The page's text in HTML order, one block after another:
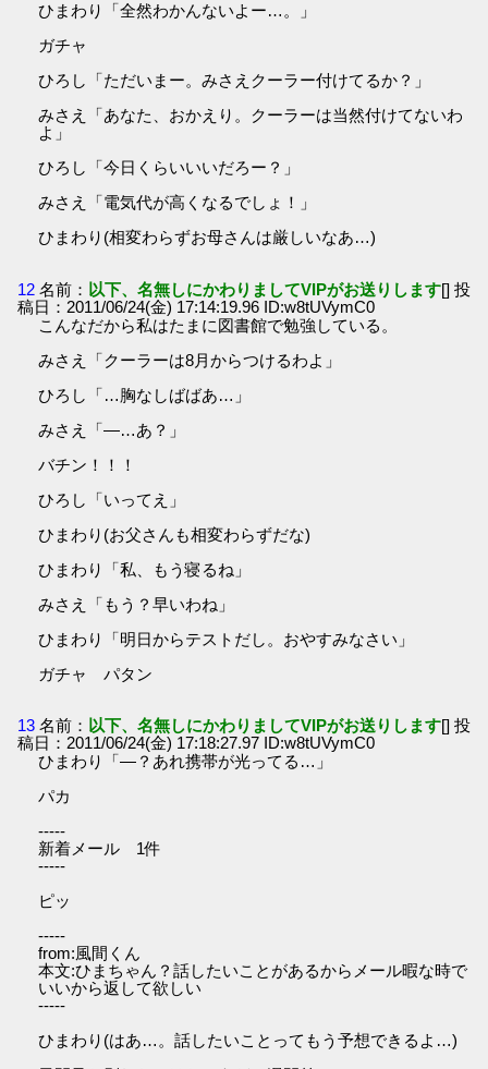
ひまわり「全然わかんないよー…。」
ガチャ
ひろし「ただいまー。みさえクーラー付けてるか？」
みさえ「あなた、おかえり。クーラーは当然付けてないわ
よ」
ひろし「今日くらいいいだろー？」
みさえ「電気代が高くなるでしょ！」
ひまわり(相変わらずお母さんは厳しいなあ…)
12 名前： 以下、名無しにかわりましてVIPがお送りします[] 投
稿日：2011/06/24(金) 17:14:19.96 ID:w8tUVymC0
こんなだから私はたまに図書館で勉強している。
みさえ「クーラーは8月からつけるわよ」
ひろし「…胸なしばばあ…」
みさえ「―…あ？」
バチン！！！
ひろし「いってえ」
ひまわり(お父さんも相変わらずだな)
ひまわり「私、もう寝るね」
みさえ「もう？早いわね」
ひまわり「明日からテストだし。おやすみなさい」
ガチャ パタン
13 名前： 以下、名無しにかわりましてVIPがお送りします[] 投
稿日：2011/06/24(金) 17:18:27.97 ID:w8tUVymC0
ひまわり「―？あれ携帯が光ってる…」
パカ
-----
新着メール 1件
-----
ピッ
-----
from:風間くん
本文:ひまちゃん？話したいことがあるからメール暇な時で
いいから返して欲しい
-----
ひまわり(はあ…。話したいことってもう予想できるよ…)